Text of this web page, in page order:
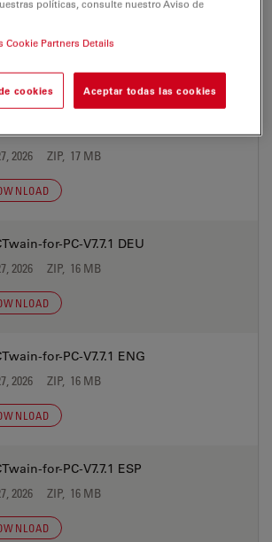
for-PC-V7.7.1 CHS
2026 ZIP, 17 MB
for-PC-V7.7.1 DEU
2026 ZIP, 16 MB
for-PC-V7.7.1 ENG
2026 ZIP, 16 MB
for-PC-V7.7.1 ESP
2026 ZIP, 16 MB
políticas, consulte nuestro Aviso de
Cookie Partners Details
cookies Aceptar todas las cookies